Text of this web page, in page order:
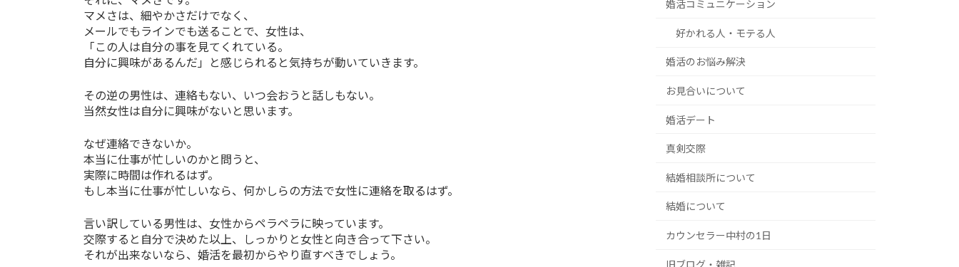
マメさは、細やかさだけでなく、
メールでもラインでも送ることで、女性は、
「この人は自分の事を見てくれている。
自分に興味があるんだ」と感じられると気持ちが動いていきます。
その逆の男性は、連絡もない、いつ会おうと話しもない。
当然女性は自分に興味がないと思います。
なぜ連絡できないか。
本当に仕事が忙しいのかと問うと、
実際に時間は作れるはず。
もし本当に仕事が忙しいなら、何かしらの方法で女性に連絡を取るはず。
言い訳している男性は、女性からペラペラに映っています。
交際すると自分で決めた以上、しっかりと女性と向き合って下さい。
それが出来ないなら、婚活を最初からやり直すべきでしょう。
婚活コミュニケーション
好かれる人・モテる人
婚活のお悩み解決
お見合いについて
婚活デート
真剣交際
結婚相談所について
結婚について
カウンセラー中村の1日
旧ブログ・雑記